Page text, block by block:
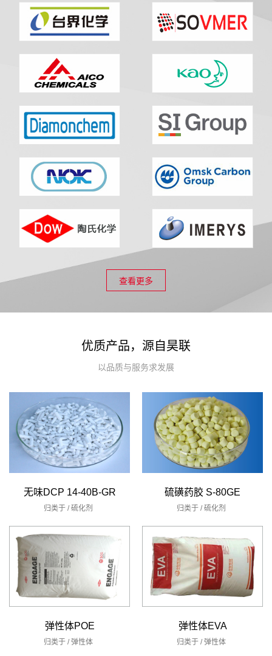
查看更多
优质产品，源自昊联
以品质与服务求发展
无味DCP 14-40B-GR
归类于 / 硫化剂
硫磺药胶 S-80GE
归类于 / 硫化剂
弹性体POE
归类于 / 弹性体
弹性体EVA
归类于 / 弹性体